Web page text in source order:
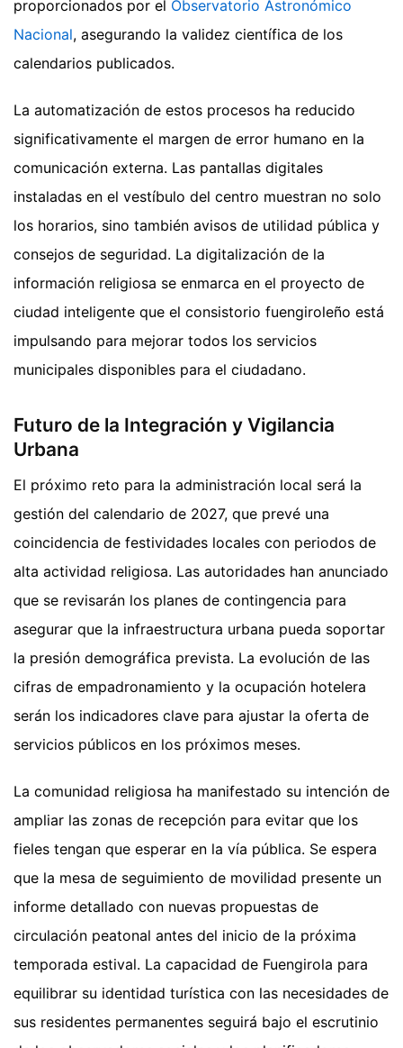
proporcionados por el Observatorio Astronómico
Nacional, asegurando la validez científica de los
calendarios publicados.
La automatización de estos procesos ha reducido
significativamente el margen de error humano en la
comunicación externa. Las pantallas digitales
instaladas en el vestíbulo del centro muestran no solo
los horarios, sino también avisos de utilidad pública y
consejos de seguridad. La digitalización de la
información religiosa se enmarca en el proyecto de
ciudad inteligente que el consistorio fuengiroleño está
impulsando para mejorar todos los servicios
municipales disponibles para el ciudadano.
Futuro de la Integración y Vigilancia
Urbana
El próximo reto para la administración local será la
gestión del calendario de 2027, que prevé una
coincidencia de festividades locales con periodos de
alta actividad religiosa. Las autoridades han anunciado
que se revisarán los planes de contingencia para
asegurar que la infraestructura urbana pueda soportar
la presión demográfica prevista. La evolución de las
cifras de empadronamiento y la ocupación hotelera
serán los indicadores clave para ajustar la oferta de
servicios públicos en los próximos meses.
La comunidad religiosa ha manifestado su intención de
ampliar las zonas de recepción para evitar que los
fieles tengan que esperar en la vía pública. Se espera
que la mesa de seguimiento de movilidad presente un
informe detallado con nuevas propuestas de
circulación peatonal antes del inicio de la próxima
temporada estival. La capacidad de Fuengirola para
equilibrar su identidad turística con las necesidades de
sus residentes permanentes seguirá bajo el escrutinio